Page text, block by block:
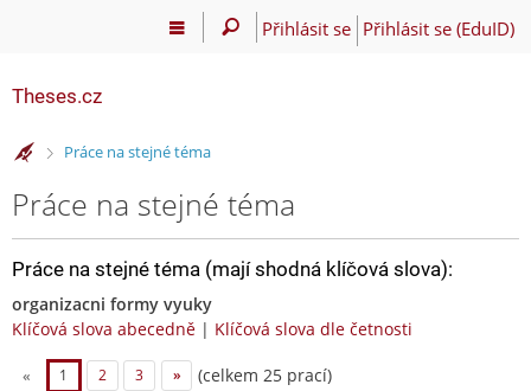
Přihlásit se Přihlásit se (EduID)
Theses.cz
>Práce na stejné téma
Práce na stejné téma
Práce na stejné téma (mají shodná klíčová slova):
organizacni formy vyuky
Klíčová slova abecedně | Klíčová slova dle četnosti
« 1 2 3 » (celkem 25 prací)